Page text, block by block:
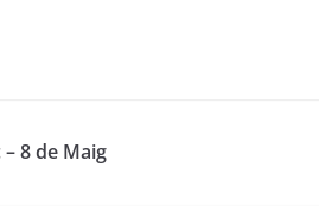
8 de Maig